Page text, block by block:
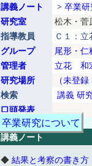
講義ノート
> 卒業
研究室
松木・菅
指導教員
Ｃ１：立
グループ
尾形・仁
管理者
立花 和
研究場所
（未登録
検索
講義 研
口頭発表
卒業研究について
講義ノート
◆ 結果と考察の書き方